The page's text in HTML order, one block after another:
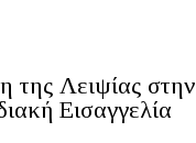
της Λειψίας στην
Εισαγγελία